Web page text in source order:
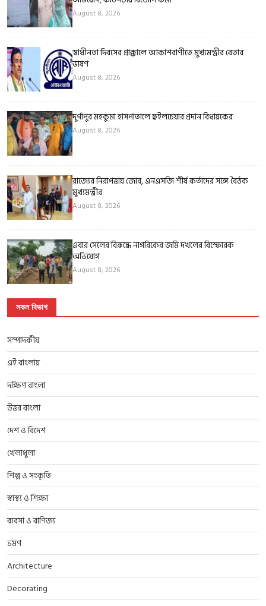
August 8, 2026
স্বাধীনতা দিবসের প্রাক্কালে আকাশবাণীতে মুখ্যমন্ত্রীর বেতার
ভাষণ
August 8, 2026
দুর্গাপুর মহকুমা হাসপাতালে হুইলচেয়ার প্রদান বিধায়কের
August 8, 2026
রাজ্যের নিরাপত্তায় জোর, এনএসজি শীর্ষ কর্তাদের সঙ্গে বৈঠক
মুখ্যমন্ত্রীর
August 8, 2026
এবার সেলের বিরুদ্ধে নাগরিকের জমি দখলের বিস্ফোরক
অভিযোগ
August 8, 2026
সকল বিভাগ
সম্পাদকীয়
এই বাংলায়
দক্ষিণ বাংলা
উত্তর বাংলা
দেশ ও বিদেশ
খেলাধুলা
শিল্প ও সংকৃতি
স্বাস্থ্য ও শিক্ষা
ব্যবসা ও বাণিজ্য
ভ্রমণ
Architecture
Decorating